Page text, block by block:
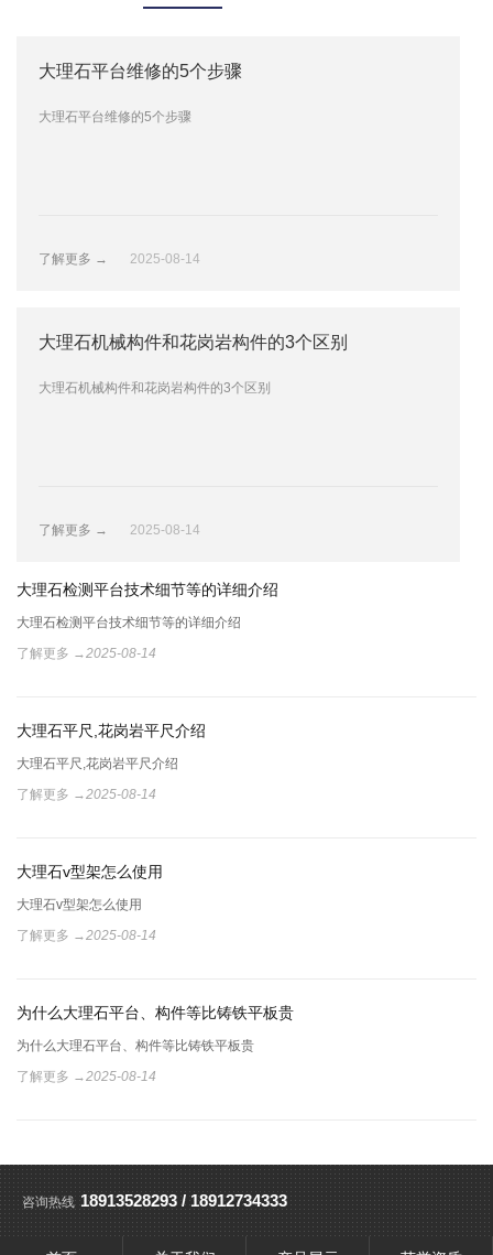
大理石平台维修的5个步骤
大理石平台维修的5个步骤
了解更多 → 2025-08-14
大理石机械构件和花岗岩构件的3个区别
大理石机械构件和花岗岩构件的3个区别
了解更多 → 2025-08-14
大理石检测平台技术细节等的详细介绍
大理石检测平台技术细节等的详细介绍
了解更多 →2025-08-14
大理石平尺,花岗岩平尺介绍
大理石平尺,花岗岩平尺介绍
了解更多 →2025-08-14
大理石v型架怎么使用
大理石v型架怎么使用
了解更多 →2025-08-14
为什么大理石平台、构件等比铸铁平板贵
为什么大理石平台、构件等比铸铁平板贵
了解更多 →2025-08-14
大理石平台使用注意
大理石平台使用注意
了解更多 → 2025-08-14
应该如何选购人造大理石床身的大理石构件和平台
应该如何选购人造大理石床身的大理石构件和平台
了解更多 → 2025-08-14
花岗岩构件在大理石平台发展历程
花岗岩构件在大理石平台发展历程
了解更多 →2025-08-14
花岗岩平台和精密机械构件的制造过程
花岗岩平台和精密机械构件的制造过程
了解更多 →2025-08-14
大理石平台，花岗岩平台常见几种种固定方法
大理石平台，花岗岩平台常见几种种固定方法
了解更多 →2025-08-14
AI技术大爆发，人工智能凭什么这么聪明？全靠这几个模型！
AI技术大爆发，人工智能凭什么这么聪明？全靠这几个模型！
了解更多 →2023-03-25
咨询热线 18913528293 / 18912734333